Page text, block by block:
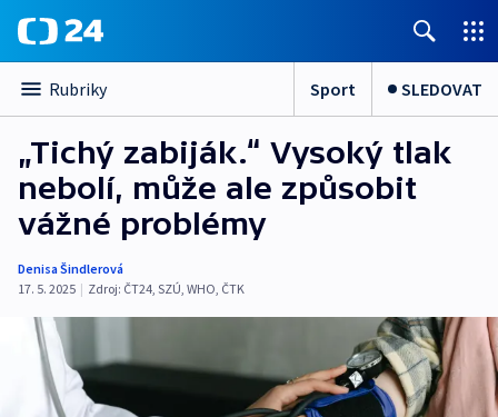
Rubriky Sport SLEDOVAT
„Tichý zabiják.“ Vysoký tlak
nebolí, může ale způsobit
vážné problémy
Denisa Šindlerová
17. 5. 2025 | Zdroj: ČT24, SZÚ, WHO, ČTK